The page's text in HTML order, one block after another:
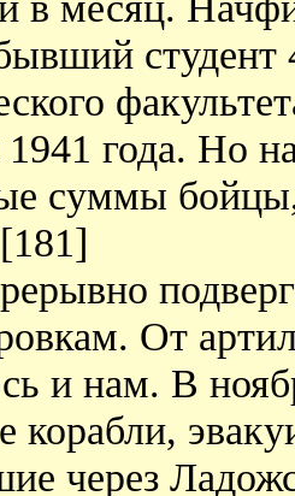
года. Но
суммы
От
и нам. В
корабли,
через